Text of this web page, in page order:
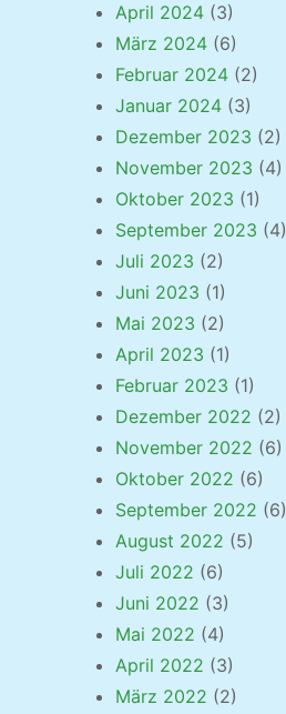
April 2024 (3)
März 2024 (6)
Februar 2024 (2)
Januar 2024 (3)
Dezember 2023 (2)
November 2023 (4)
Oktober 2023 (1)
September 2023 (4)
Juli 2023 (2)
Juni 2023 (1)
Mai 2023 (2)
April 2023 (1)
Februar 2023 (1)
Dezember 2022 (2)
November 2022 (6)
Oktober 2022 (6)
September 2022 (6)
August 2022 (5)
Juli 2022 (6)
Juni 2022 (3)
Mai 2022 (4)
April 2022 (3)
März 2022 (2)